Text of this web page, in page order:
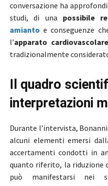
conversazione ha
studi, di una possibile
amianto e conseguenze
l’apparato cardiovascolare
tradizionalmente
Il quadro
interpretazioni
Durante l’intervista,
alcuni elementi emersi
accertamenti condotti in
quanto riferito, la riduzione
può manifestarsi nei